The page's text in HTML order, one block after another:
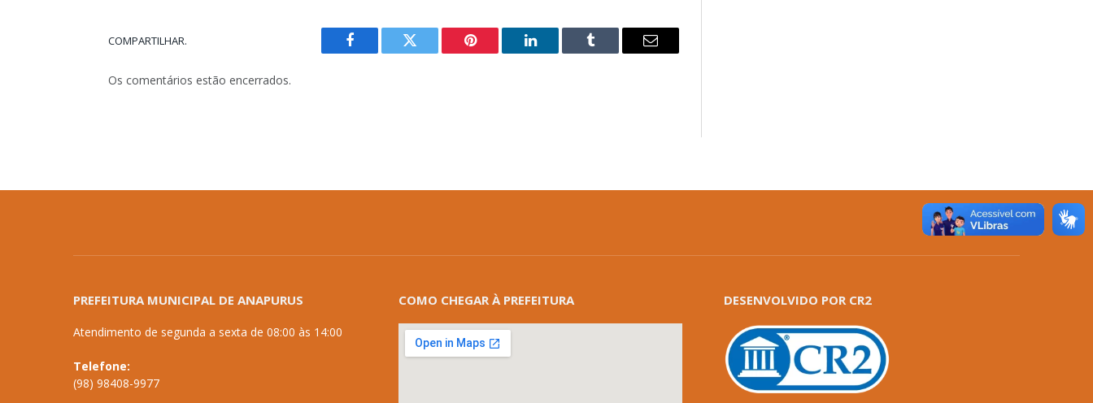
COMPARTILHAR.
Facebook Twitter Pinterest LinkedIn Tumblr
E-
Os comentários estão encerrados.
PREFEITURA MUNICIPAL DE ANAPURUS
Atendimento de segunda a sexta de 08:00 às 14:00
Telefone:
(98) 98408-9977
COMO CHEGAR À PREFEITURA DESENVOLVIDO POR CR2